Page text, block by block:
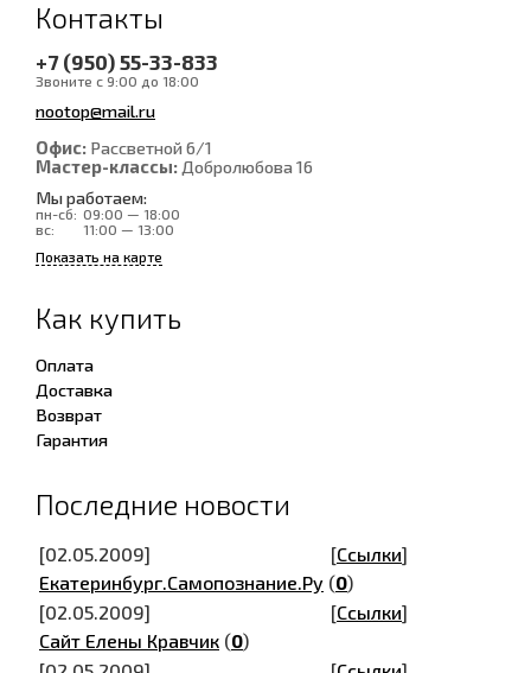
Контакты
+7 (950) 55-33-833
Звоните с 9:00 до 18:00
nootop@mail.ru
Офис: Рассветной 6/1
Мастер-классы: Добролюбова 16
Мы работаем:
пн-сб: 09:00 — 18:00
вс:
11:00 — 13:00
Показать на карте
Как купить
Оплата
Доставка
Возврат
Гарантия
Последние новости
[02.05.2009] [Ссылки]
Екатеринбург.Самопознание.Ру (0)
[02.05.2009]
[Ссылки]
Сайт Елены Кравчик (0)